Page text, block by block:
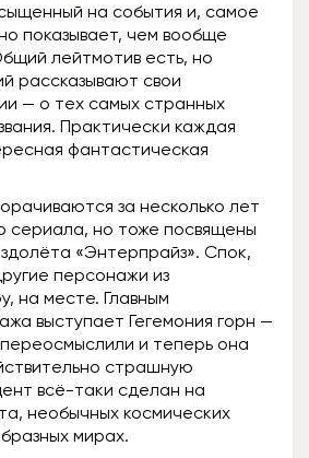
на события и, самое
показывает, чем вообще
лейтмотив есть, но
рассказывают свои
— о тех самых странных
Практически каждая
фантастическая
за несколько лет
сериала, но тоже посвящены
«Энтерпрайз». Спок,
персонажи из
на месте. Главным
выступает Гегемония горн —
и теперь она
страшную
всё-таки сделан на
необычных космических
мирах.